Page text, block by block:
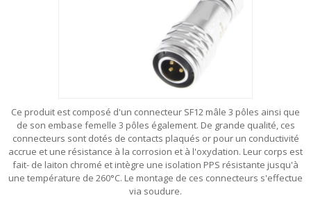
Ce produit est composé d'un connecteur SF12 mâle 3 pôles ainsi que
de son embase femelle 3 pôles également. De grande qualité, ces
connecteurs sont dotés de contacts plaqués or pour un conductivité
accrue et une résistance à la corrosion et à l'oxydation. Leur corps est
fait- de laiton chromé et intègre une isolation PPS résistante jusqu'à
une température de 260°C. Le montage de ces connecteurs s'effectue
via soudure.